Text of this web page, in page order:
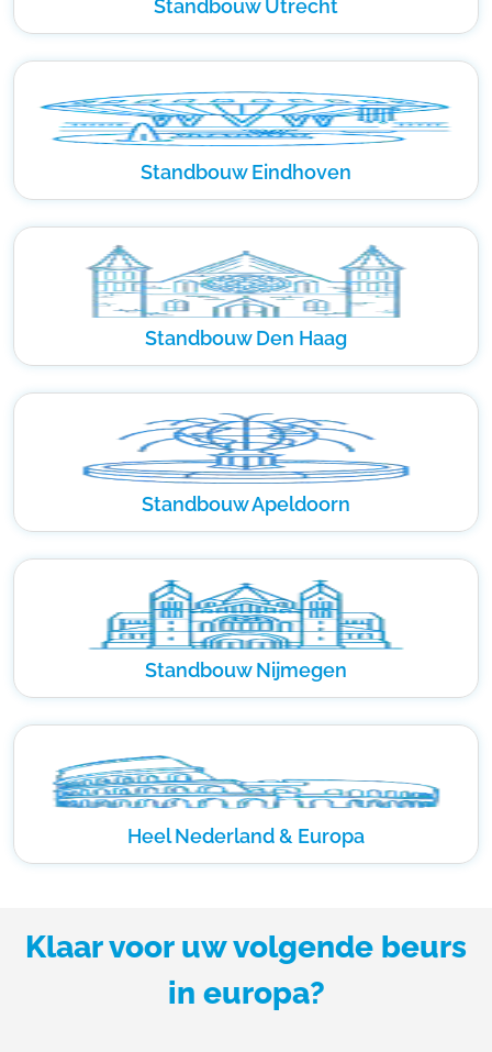
Standbouw Utrecht
Standbouw Eindhoven
Standbouw Den Haag
Standbouw Apeldoorn
Standbouw Nijmegen
Heel Nederland & Europa
Klaar voor uw volgende beurs
in europa?